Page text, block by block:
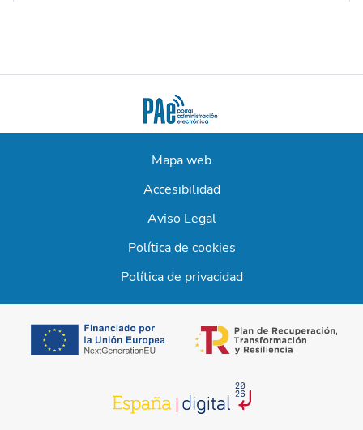
Mapa web
Accesibilidad
Aviso Legal
Política de cookies
Política de privacidad
se abre en una
se abre en una pestaña nueva